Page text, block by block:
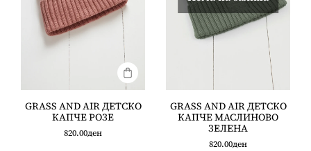
GRASS AND AIR ДЕТСКО
КАПЧЕ РОЗЕ
820.00ден
GRASS AND AIR ДЕТСКО
КАПЧЕ МАСЛИНОВО
ЗЕЛЕНА
820.00ден